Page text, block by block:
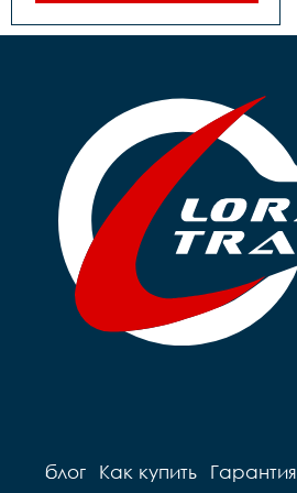
Трещотка/звёздочка/
кассета	- Звездочка,
Крылья	- Есть
Педали	- Пластик
Вес	- 10.7 кг
блог Как купить Гарантия